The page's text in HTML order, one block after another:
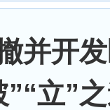
并开
”“立”